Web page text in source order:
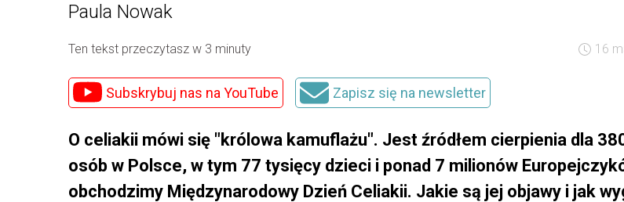
Paula Nowak
Ten tekst przeczytasz w 3 minuty 16
Subskrybuj nas na YouTube Zapisz się na newsletter
O celiakii mówi się "królowa kamuflażu". Jest źródłem cierpienia dla
osób w Polsce, w tym 77 tysięcy dzieci i ponad 7 milionów
obchodzimy Międzynarodowy Dzień Celiakii. Jakie są jej objawy i jak